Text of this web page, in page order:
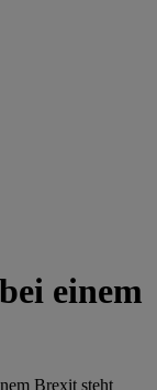
einem
Brexit steht